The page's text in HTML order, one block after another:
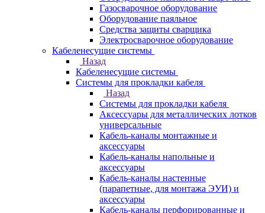
Газосварочное оборудование
Оборудование паяльное
Средства защиты сварщика
Электросварочное оборудование
Кабеленесущие системы
Назад
Кабеленесущие системы
Системы для прокладки кабеля
Назад
Системы для прокладки кабеля
Аксессуары для металлических лотков
универсальные
Кабель-каналы монтажные и
аксессуары
Кабель-каналы напольные и
аксессуары
Кабель-каналы настенные
(парапетные, для монтажа ЭУИ) и
аксессуары
Кабель-каналы перфорированные и